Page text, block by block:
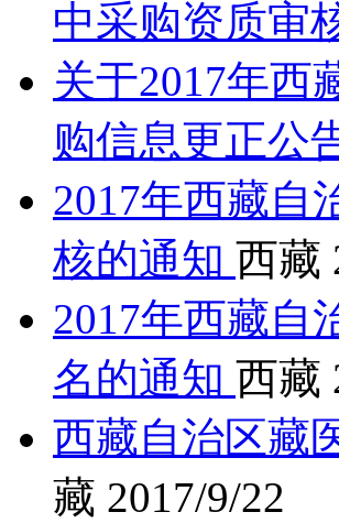
中采购资质审
关于2017年西
购信息更正公
2017年西藏自
核的通知 西藏
2017年西藏自
名的通知 西藏
西藏自治区藏
藏 2017/9/22